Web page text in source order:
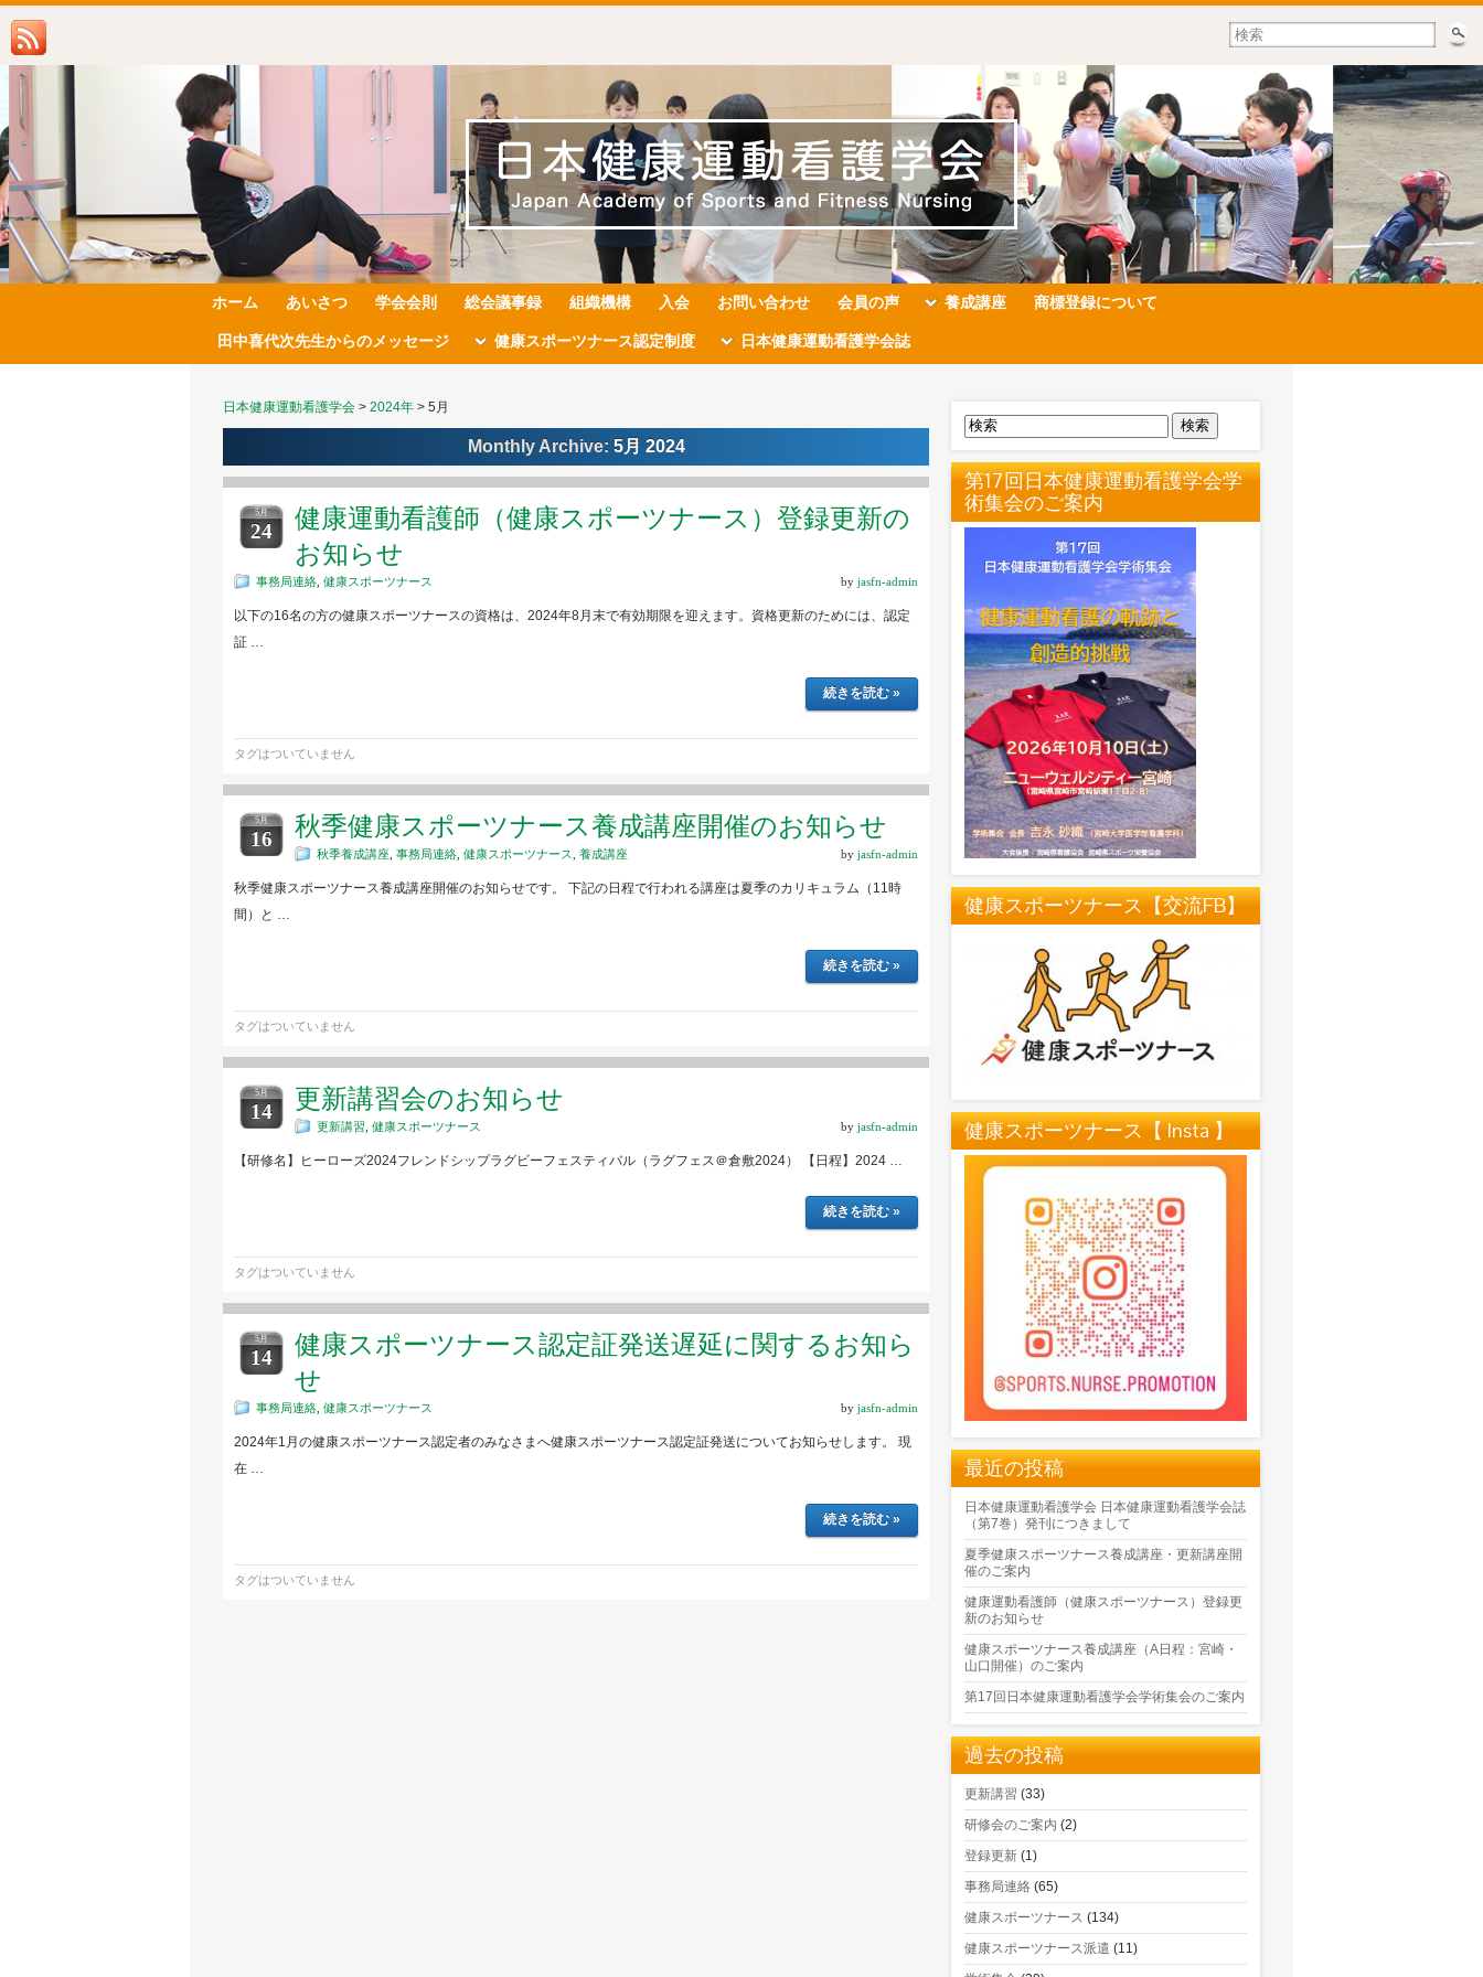
ホーム あいさつ 学会会則 総会議事録 組織機構 入会 お問い合わせ 会員の声 養成講座 商標登録について
田中喜代次先生からのメッセージ 健康スポーツナース認定制度 日本健康運動看護学会誌
日本健康運動看護学会 > 2024年 > 5月
Monthly Archive: 5月 2024
5月
24
健康運動看護師（健康スポーツナース）登録更新の
お知らせ
事務局連絡 健康スポーツナース by jasfn-admin
以下の16名の方の健康スポーツナースの資格は、2024年8月末で有効期限を迎えます。資格更新のためには、認定
証 …
続きを読む »
タグはついていません
5月
16 秋季健康スポーツナース養成講座開催のお知らせ
秋季養成講座 事務局連絡 健康スポーツナース 養成講座 by jasfn-admin
秋季健康スポーツナース養成講座開催のお知らせです。 下記の日程で行われる講座は夏季のカリキュラム（11時
間）と …
続きを読む »
タグはついていません
5月
14 更新講習会のお知らせ
更新講習 健康スポーツナース by jasfn-admin
【研修名】ヒーローズ2024フレンドシップラグビーフェスティバル（ラグフェス＠倉敷2024） 【日程】2024 …
続きを読む »
タグはついていません
5月
14
健康スポーツナース認定証発送遅延に関するお知ら
せ
事務局連絡 健康スポーツナース by jasfn-admin
2024年1月の健康スポーツナース認定者のみなさまへ健康スポーツナース認定証発送についてお知らせします。 現
在 …
続きを読む »
タグはついていません
検索
第17回日本健康運動看護学会学
術集会のご案内
健康スポーツナース【交流FB】
健康スポーツナース【 Insta 】
最近の投稿
日本健康運動看護学会 日本健康運動看護学会誌
（第7巻）発刊につきまして
夏季健康スポーツナース養成講座・更新講座開
催のご案内
健康運動看護師（健康スポーツナース）登録更
新のお知らせ
健康スポーツナース養成講座（A日程：宮崎・
山口開催）のご案内
第17回日本健康運動看護学会学術集会のご案内
過去の投稿
更新講習 (33)
研修会のご案内 (2)
登録更新 (1)
事務局連絡 (65)
健康スポーツナース (134)
健康スポーツナース派遣 (11)